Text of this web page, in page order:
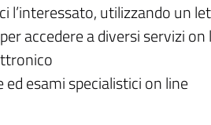
l’interessato, utilizzando un
accedere a diversi servizi on
esami specialistici on line